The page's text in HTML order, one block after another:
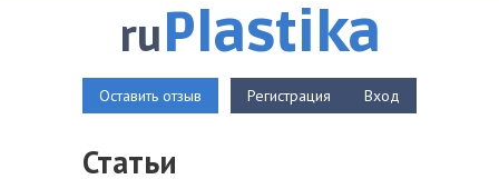
ruPlastika
Оставить отзыв Регистрация Вход
Статьи